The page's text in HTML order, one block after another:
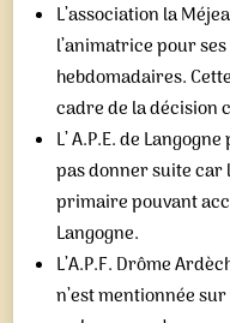
L’association la
l’animatrice pour
hebdomadaires.
cadre de la décision
L’ A.P.E. de
pas donner suite car
primaire pouvant
Langogne.
L’A.P.F. Drôme
n’est mentionnée